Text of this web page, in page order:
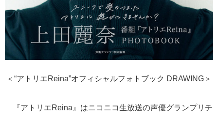
＜“アトリエReina”オフィシャルフォトブック DRAWING＞
『アトリエReina』はニコニコ生放送の声優グランプリチ